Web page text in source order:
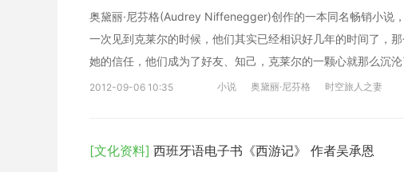
奥黛丽·尼芬格(Audrey Niffenegger)创作的一本同名畅销小
一次见到克莱尔的时候，他们其实已经相识好几年的时间了，
她的信任，他们成为了好友、知己，克莱尔的一颗心就那么沉沦
2012-09-06 10:35 小说 奥黛丽·尼芬格 时空旅人之妻
[文化资料] 西班牙语电子书《西游记》 作者吴承恩